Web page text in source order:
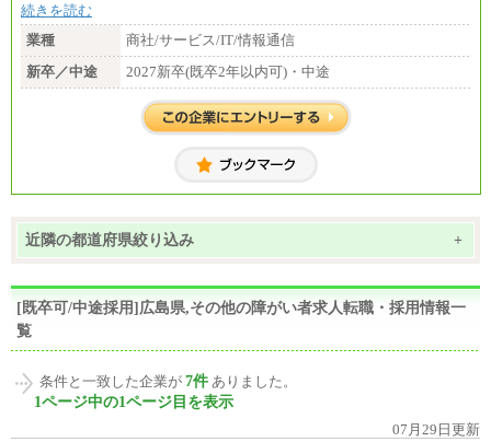
続きを読む
業種
商社/サービス/IT/情報通信
新卒／中途
2027新卒(既卒2年以内可)・中途
近隣の都道府県絞り込み +
[既卒可/中途採用]広島県,その他の障がい者求人転職・採用情報一
覧
条件と一致した企業が 7件 ありました。
1ページ中の1ページ目を表示
07月29日更新